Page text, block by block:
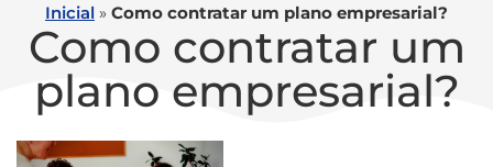
Inicial » Como contratar um plano empresarial?
Como contratar um
plano empresarial?